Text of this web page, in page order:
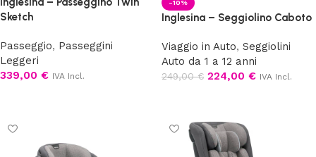
Sketch
Passeggio, Passeggini
Leggeri
339,00 € IVA Incl.
-10%
Inglesina – Seggiolino Caboto
Viaggio in Auto, Seggiolini
Auto da 1 a 12 anni
249,00€ 224,00 € IVA Incl.